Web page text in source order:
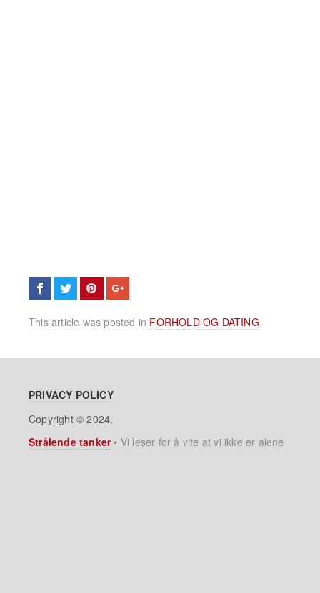
This article was posted in FORHOLD OG DATING
PRIVACY POLICY
Copyright © 2024.
Strålende tanker• Vi leser for å vite at vi ikke er alene